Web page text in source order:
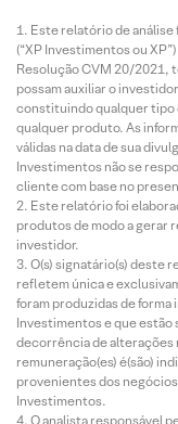
Este relatório de análise
(“XP Investimentos ou
Resolução CVM 20/2021,
possam auxiliar o
constituindo qualquer tipo
qualquer produto. As
válidas na data de sua
Investimentos não se
cliente com base no
Este relatório foi
produtos de modo a gerar
investidor.
O(s) signatário(s) deste
refletem única e
foram produzidas de
Investimentos e que estão
decorrência de alterações
remuneração(es) é(são)
provenientes dos
Investimentos.
O analista responsável